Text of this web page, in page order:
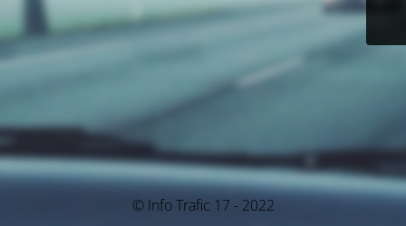
© Info Trafic 17 - 2022